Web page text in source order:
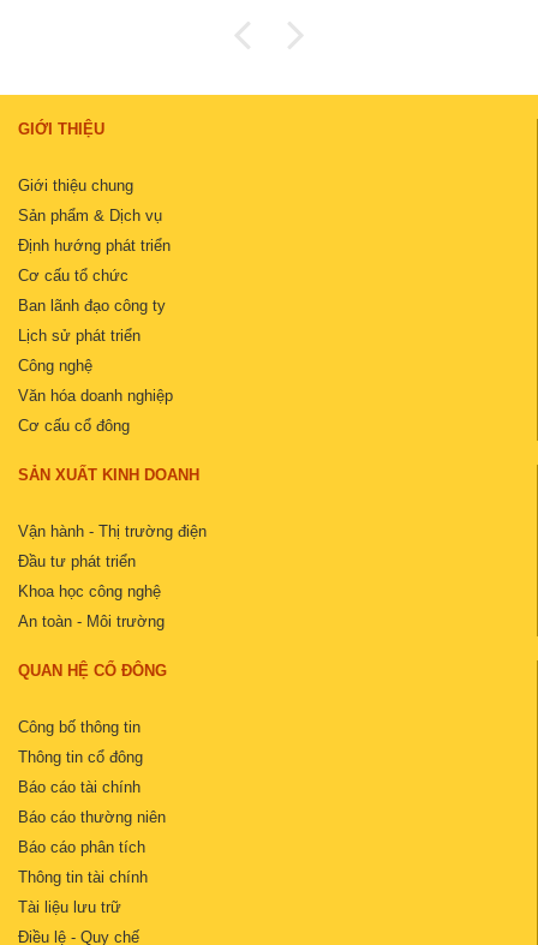
GIỚI THIỆU
Giới thiệu chung
Sản phẩm & Dịch vụ
Định hướng phát triển
Cơ cấu tổ chức
Ban lãnh đạo công ty
Lịch sử phát triển
Công nghệ
Văn hóa doanh nghiệp
Cơ cấu cổ đông
SẢN XUẤT KINH DOANH
Vận hành - Thị trường điện
Đầu tư phát triển
Khoa học công nghệ
An toàn - Môi trường
QUAN HỆ CỔ ĐÔNG
Công bố thông tin
Thông tin cổ đông
Báo cáo tài chính
Báo cáo thường niên
Báo cáo phân tích
Thông tin tài chính
Tài liệu lưu trữ
Điều lệ - Quy chế